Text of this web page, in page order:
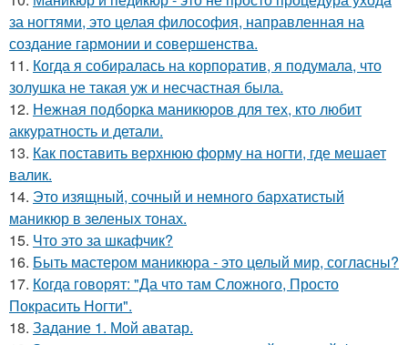
за ногтями, это целая философия, направленная на
создание гармонии и совершенства.
11. Когда я собиралась на корпоратив, я подумала, что
золушка не такая уж и несчастная была.
12. Нежная подборка маникюров для тех, кто любит
аккуратность и детали.
13. Как поставить верхнюю форму на ногти, где мешает
валик.
14. Это изящный, сочный и немного бархатистый
маникюр в зеленых тонах.
15. Что это за шкафчик?
16. Быть мастером маникюра - это целый мир, согласны?
17. Когда говорят: "Да что там Сложного, Просто
Покрасить Ногти".
18. Задание 1. Мой аватар.